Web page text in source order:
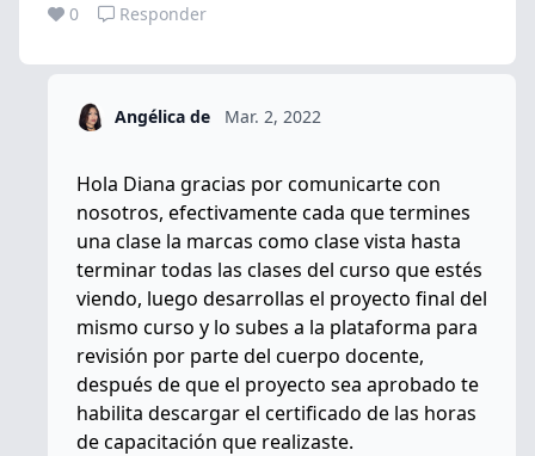
0 Responder
Angélica de Mar. 2, 2022
Hola Diana gracias por comunicarte con
nosotros, efectivamente cada que termines
una clase la marcas como clase vista hasta
terminar todas las clases del curso que estés
viendo, luego desarrollas el proyecto final del
mismo curso y lo subes a la plataforma para
revisión por parte del cuerpo docente,
después de que el proyecto sea aprobado te
habilita descargar el certificado de las horas
de capacitación que realizaste.